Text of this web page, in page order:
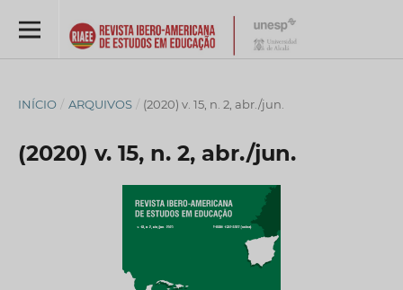
INÍCIO / ARQUIVOS / (2020) v. 15, n. 2, abr./jun.
(2020) v. 15, n. 2, abr./jun.